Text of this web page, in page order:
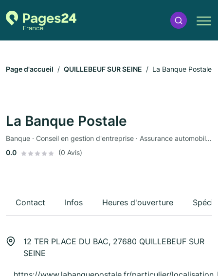
Page d'accueil QUILLEBEUF SUR SEINE La Banque Postale
La Banque Postale
Banque · Conseil en gestion d'entreprise · Assurance automobile · Assurance
0.0
(0 Avis)
Contact Infos Heures d'ouverture
12 TER PLACE DU BAC, 27680 QUILLEBEUF SUR
SEINE